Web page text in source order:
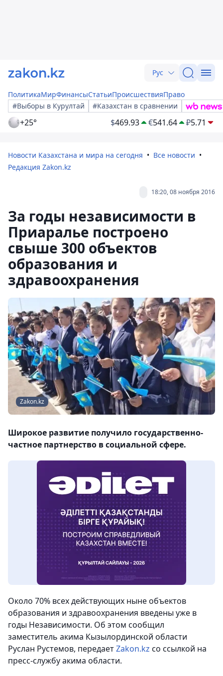
Рус
ПолитикаМирФинансыСтатьиПроисшествияПраво
#Выборы в Курултай
#Казахстан в сравнении
+25° $469.93 €541.64 ₽5.71
Новости Казахстана и мира на сегодня
Все новости
Редакция Zakon.kz
18:20, 08 ноября 2016
За годы независимости в
Приаралье построено
свыше 300 объектов
образования и
здравоохранения
Zakon.kz
Широкое развитие получило государственно-
частное партнерство в социальной сфере.
Около 70% всех действующих ныне объектов
образования и здравоохранения введены уже в
годы Независимости. Об этом сообщил
заместитель акима Кызылординской области
Руслан Рустемов, передаетZakon.kz со ссылкой на
пресс-службу акима области.